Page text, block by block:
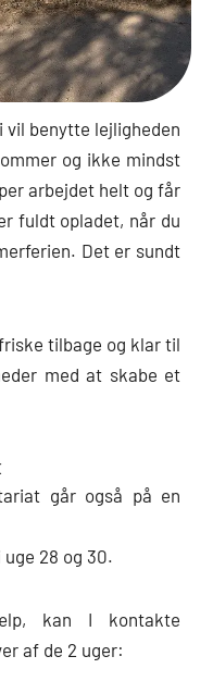
vil benytte lejligheden
og ikke mindst
arbejdet helt og får
fuldt opladet, når du
Det er sundt
tilbage og klar til
med at skabe et
går også på en
28 og 30.
kan I kontakte
af de 2 uger: